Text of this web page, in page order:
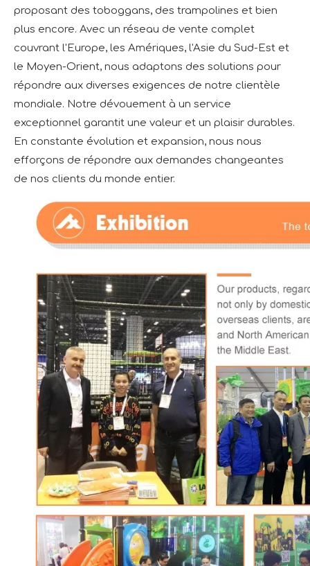
proposant des toboggans, des trampolines et bien
plus encore. Avec un réseau de vente complet
couvrant l'Europe, les Amériques, l'Asie du Sud-Est et
le Moyen-Orient, nous adaptons des solutions pour
répondre aux diverses exigences de notre clientèle
mondiale. Notre dévouement à un service
exceptionnel garantit une valeur et un plaisir durables.
En constante évolution et expansion, nous nous
efforçons de répondre aux demandes changeantes
de nos clients du monde entier.